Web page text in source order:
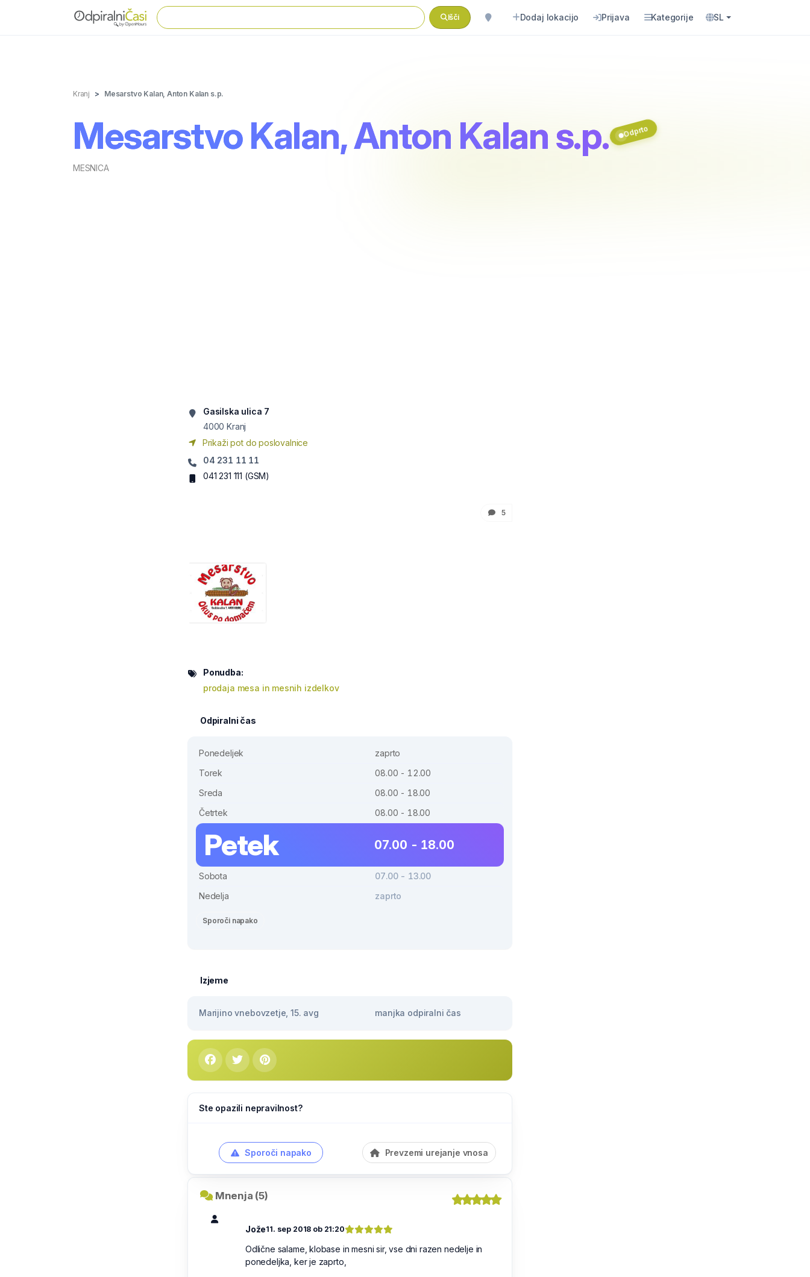
Išči Dodaj lokacijo Prijava Kategorije SL
Kranj Mesarstvo Kalan, Anton Kalan s.p.
Mesarstvo Kalan, Anton Kalan s.p.
MESNICA
Odprto
Gasilska ulica 7
4000 Kranj
Prikaži pot do poslovalnice
04 231 11 11
041 231 111 (GSM)
5
Ponudba:
prodaja mesa in mesnih izdelkov
Odpiralni čas
Ponedeljek
zaprto
Torek
08.00 - 12.00
Sreda
08.00 - 18.00
Četrtek
08.00 - 18.00
Petek 07.00 - 18.00
Sobota
07.00 - 13.00
Nedelja
zaprto
Sporoči napako
Izjeme
Marijino vnebovzetje, 15. avg manjka odpiralni čas
Ste opazili nepravilnost?
Sporoči napako Prevzemi urejanje vnosa
Mnenja (5)
Jože11. sep 2018 ob 21:20
Odlične salame, klobase in mesni sir, vse dni razen nedelje in
ponedeljka, ker je zaprto,